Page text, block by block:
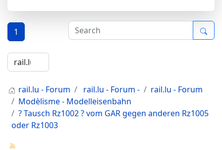
1
rail.lu - Forum rail.lu - Forum -
rail.lu - Forum
Modèlisme - Modelleisenbahn
? Tausch Rz1002 ? vom GAR gegen anderen Rz1005
oder Rz1003